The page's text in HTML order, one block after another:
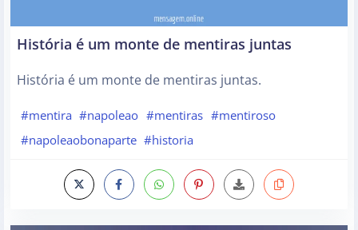
História é um monte de mentiras juntas
História é um monte de mentiras juntas.
#mentira #napoleao #mentiras #mentiroso
#napoleaobonaparte #historia